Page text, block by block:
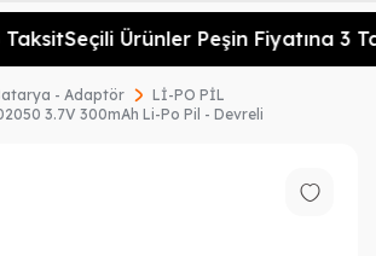
Seçili Ürünler Peşin Fiyatına 3
- Adaptör
Lİ-PO PİL
3.7V 300mAh Li-Po Pil - Devreli